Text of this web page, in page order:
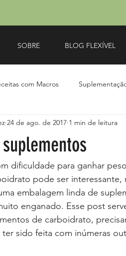
SOBRE BLOG FLEXÍVEL
com Macros
24 de ago. de 2017 1 min de leitura
pode ser
embalagem linda de
enganado. Esse post
de carboidrato,
sido feita com inúmeras